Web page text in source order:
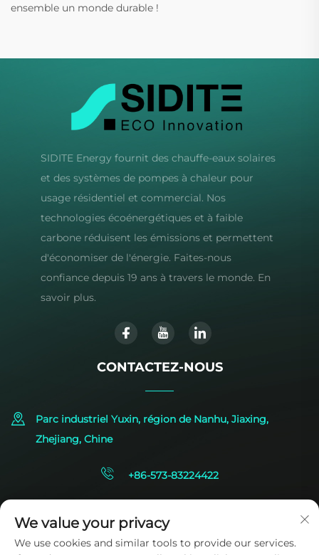
ensemble un monde durable !
SIDITE Energy fournit des chauffe-eaux solaires
et des systèmes de pompes à chaleur pour
usage résidentiel et commercial. Nos
technologies écoénergétiques et à faible
carbone réduisent les émissions et permettent
d'économiser de l'énergie. Faites-nous
confiance depuis 19 ans à travers le monde. En
savoir plus.
CONTACTEZ-NOUS
Parc industriel Yuxin, région de Nanhu, Jiaxing,
Zhejiang, Chine
+86-573-83224422
We value your privacy
We use cookies and similar tools to provide our services.